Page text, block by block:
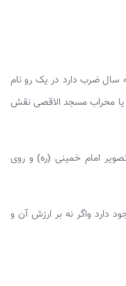
سال ضرب دارد در یک رو نام
محراب مسجد الاقصی نقش
امام خمینی (ره) و روی
واگر نه بر ارزش آن و